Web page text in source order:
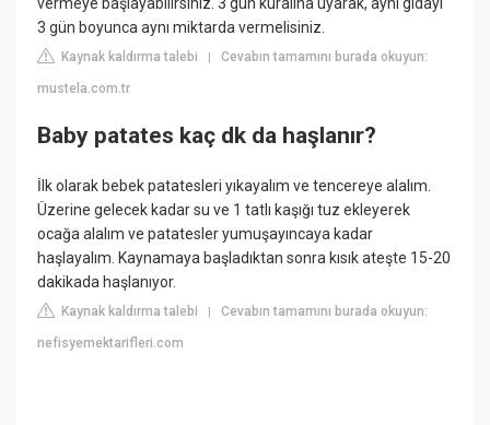
3 gün boyunca aynı miktarda vermelisiniz.
Kaynak kaldırma talebi |Cevabın tamamını burada okuyun:
mustela.com.tr
Baby patates kaç dk da haşlanır?
İlk olarak bebek patatesleri yıkayalım ve tencereye alalım.
Üzerine gelecek kadar su ve 1 tatlı kaşığı tuz ekleyerek
ocağa alalım ve patatesler yumuşayıncaya kadar
haşlayalım. Kaynamaya başladıktan sonra kısık ateşte 15-20
dakikada haşlanıyor.
Kaynak kaldırma talebi |Cevabın tamamını burada okuyun:
nefisyemektarifleri.com